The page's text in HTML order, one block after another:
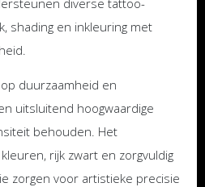
diverse tattoo-
shading en inkleuring met
duurzaamheid en
uitsluitend hoogwaardige
behouden. Het
rijk zwart en zorgvuldig
zorgen voor artistieke precisie